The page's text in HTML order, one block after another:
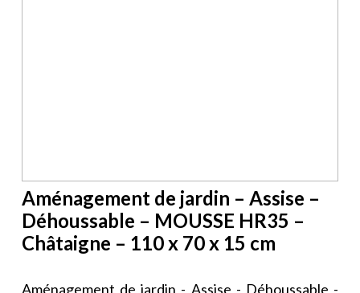
Aménagement de jardin – Assise –
Déhoussable – MOUSSE HR35 –
Châtaigne – 110 x 70 x 15 cm
Aménagement de jardin - Assise - Déhoussable -